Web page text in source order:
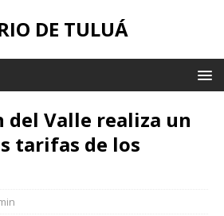
DE TULUÁ
del Valle realiza un
tarifas de los